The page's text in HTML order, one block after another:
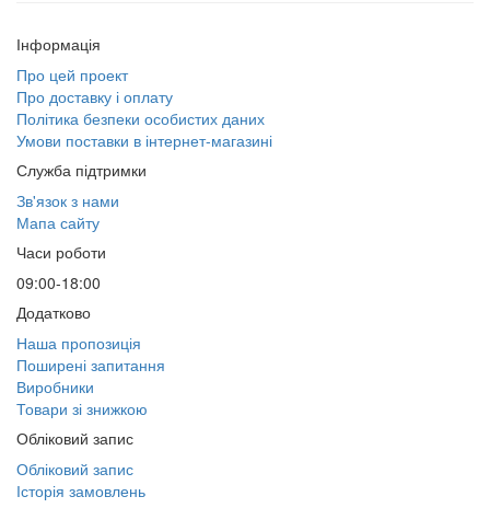
Інформація
Про цей проект
Про доставку і оплату
Політика безпеки особистих даних
Умови поставки в інтернет-магазині
Служба підтримки
Зв'язок з нами
Мапа сайту
Часи роботи
09:00-18:00
Додатково
Наша пропозиція
Поширені запитання
Виробники
Товари зі знижкою
Обліковий запис
Обліковий запис
Історія замовлень